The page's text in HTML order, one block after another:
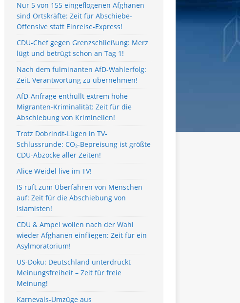
Nur 5 von 155 eingeflogenen Afghanen
sind Ortskräfte: Zeit für Abschiebe-
Offensive statt Einreise-Express!
CDU-Chef gegen Grenzschließung: Merz
lügt und betrügt schon an Tag 1!
Nach dem fulminanten AfD-Wahlerfolg:
Zeit, Verantwortung zu übernehmen!
AfD-Anfrage enthüllt extrem hohe
Migranten-Kriminalität: Zeit für die
Abschiebung von Kriminellen!
Trotz Dobrindt-Lügen in TV-
Schlussrunde: CO₂-Bepreisung ist größte
CDU-Abzocke aller Zeiten!
Alice Weidel live im TV!
IS ruft zum Überfahren von Menschen
auf: Zeit für die Abschiebung von
Islamisten!
CDU & Ampel wollen nach der Wahl
wieder Afghanen einfliegen: Zeit für ein
Asylmoratorium!
US-Doku: Deutschland unterdrückt
Meinungsfreiheit – Zeit für freie
Meinung!
Karnevals-Umzüge aus